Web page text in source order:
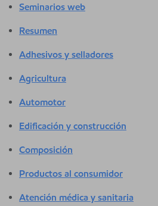
Seminarios web
Resumen
Adhesivos y selladores
Agricultura
Automotor
Edificación y construcción
Composición
Productos al consumidor
Atención médica y sanitaria